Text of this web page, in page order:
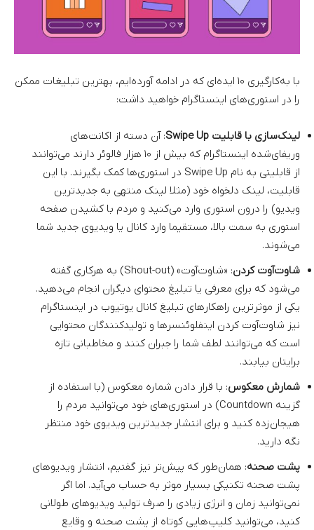
با به‌کارگیری ۱۰ ایده‌ای که در ادامه آورده‌ایم، بهترین تبلیغات ممکن
را در استوری‌های اینستاگرام خواهید داشت:
لینک‌سازی با قابلیت Swipe Up
: آن دسته از اکانت‌های
وریفای‌شده اینستاگرام که بیش از ۱۰ هزار فالوئر دارند می‌توانند
از قابلیتی به نام Swipe Up در استوری‌ها کمک بگیرند. با این
قابلیت، لینک دلخواه خود (مثلا لینک منتهی به جدیدترین
ویدیو) را درون استوری وارد می‌کنید و مردم با کشیدن صفحه
استوری به سمت بالا، مستقیما وارد کانال یا ویدیوی جدید شما
می‌شوند.
شاوت‌آوت کردن
: «شاوت‌آوت» (Shout-out) به هرکاری گفته
می‌شود که برای معرفی یا تبلیغ محتوای دیگران انجام می‌دهید.
یکی از موثرترین راهکارهای تبلیغ کانال یوتیوب در اینستاگرام
نیز شاوت‌آوت کردن اینفلوئنسرها و تولیدکنندگان محتوایی
است که می‌توانند لطف شما را جبران کنند و مخاطبانی تازه
برایتان بیابند.
شمارش معکوس: با قرار دادن شماره معکوس (با استفاده از
گزینه Countdown) در استوری‌های خود می‌توانید مردم را
هیجان‌زده کنید و برای انتشار جدیدترین ویدیوی خود منتظر
نگه دارید.
پشت صحنه: همان‌طور که پیش‌تر نیز گفتیم، انتشار ویدیوهای
پشت صحنه تکنیکی بسیار موثر به حساب می‌آید. اما اگر
نمی‌توانید زمان و انرژی زیادی را صرف تولید ویدیوهای طولانی
کنید، می‌توانید کلیپ‌هایی کوتاه از پشت صحنه و وقایع